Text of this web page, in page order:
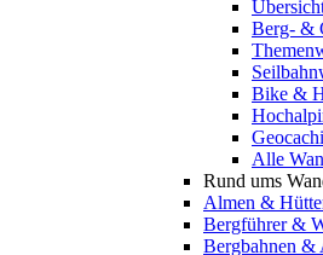
Berg- &
Bike &
Alle
Rund ums
Almen &
Bergführer &
Bergbahnen &